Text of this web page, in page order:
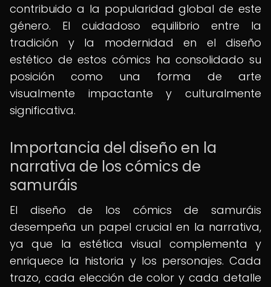
contribuido a la popularidad global de este
género. El cuidadoso equilibrio entre la
tradición y la modernidad en el diseño
estético de estos cómics ha consolidado su
posición como una forma de arte
visualmente impactante y culturalmente
significativa.
Importancia del diseño en la
narrativa de los cómics de
samuráis
El diseño de los cómics de samuráis
desempeña un papel crucial en la narrativa,
ya que la estética visual complementa y
enriquece la historia y los personajes. Cada
trazo, cada elección de color y cada detalle